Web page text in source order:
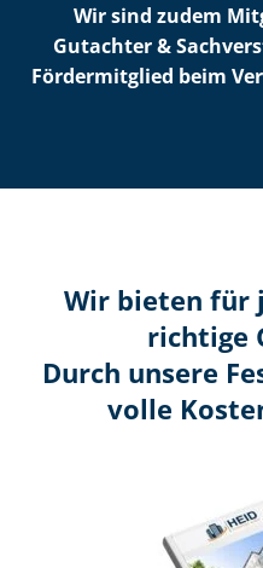
Wir sind zudem
Gutachter &
Fördermitglied beim
Wir bieten für
richtige
Durch unsere
volle